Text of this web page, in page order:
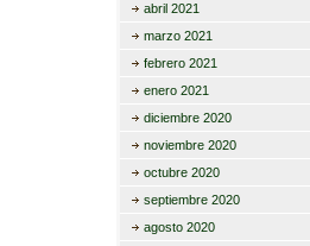
abril 2021
marzo 2021
febrero 2021
enero 2021
diciembre 2020
noviembre 2020
octubre 2020
septiembre 2020
agosto 2020